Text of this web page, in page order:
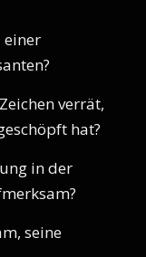
einer
verrät,
hat?
in der
seine